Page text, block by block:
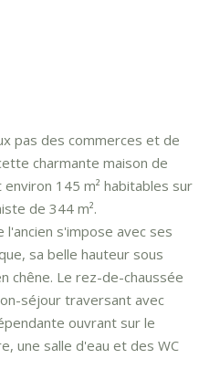
pas des commerces et de
charmante maison de
145 m² habitables sur
de 344 m².
s'impose avec ses
sa belle hauteur sous
chêne. Le rez-de-chaussée
séjour traversant avec
ouvrant sur le
une salle d'eau et des WC